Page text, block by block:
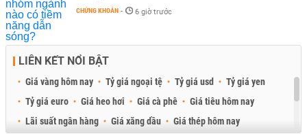
CHỨNG KHOÁN - 6 giờ trước
LIÊN KẾT NỔI BẬT
Giá vàng hôm nay Tỷ giá ngoại tệ Tỷ giá usd
Tỷ giá yen
Tỷ giá euro
Giá heo hơi Giá cà phê
Giá tiêu hôm nay
Lãi suất ngân hàng
Giá xăng dầu Giá thép hôm nay